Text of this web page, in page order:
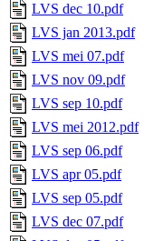
LVS dec 10.pdf
LVS jan 2013.pdf
LVS mei 07.pdf
LVS nov 09.pdf
LVS sep 10.pdf
LVS mei 2012.pdf
LVS sep 06.pdf
LVS apr 05.pdf
LVS sep 05.pdf
LVS dec 07.pdf